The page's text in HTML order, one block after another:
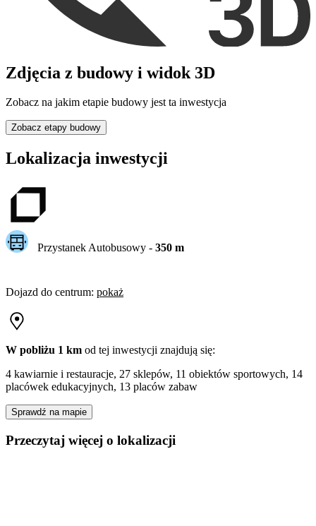
Zdjęcia z budowy i widok 3D
Zobacz na jakim etapie budowy jest ta inwestycja
Zobacz etapy budowy
Lokalizacja inwestycji
Przystanek Autobusowy - 350m
Dojazd do centrum: pokaż
W pobliżu 1 km od tej inwestycji znajdują się:
4 kawiarnie i restauracje, 27 sklepów, 11 obiektów sportowych, 14
placówek edukacyjnych, 13 placów zabaw
Sprawdź na mapie
Przeczytaj więcej o lokalizacji